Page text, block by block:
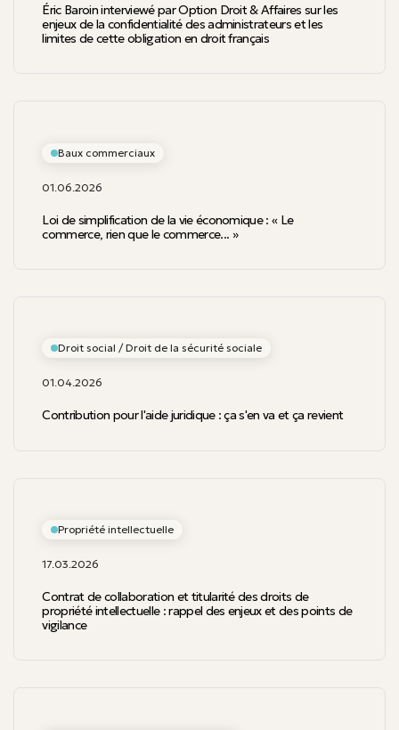
Éric Baroin interviewé par Option Droit & Affaires sur les
enjeux de la confidentialité des administrateurs et les
limites de cette obligation en droit français
Baux commerciaux
01.06.2026
Loi de simplification de la vie économique : « Le
commerce, rien que le commerce... »
Droit social / Droit de la sécurité sociale
01.04.2026
Contribution pour l'aide juridique : ça s'en va et ça revient
Propriété intellectuelle
17.03.2026
Contrat de collaboration et titularité des droits de
propriété intellectuelle : rappel des enjeux et des points de
vigilance